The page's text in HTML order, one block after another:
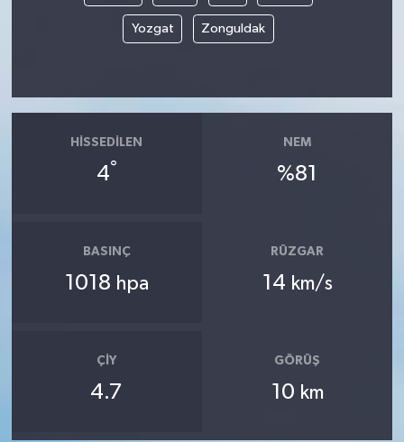
Yozgat Zonguldak
HISSEDILEN
4°
NEM
%81
BASINÇ
1018 hpa
RÜZGAR
14 km/s
ÇIY
4.7
GÖRÜŞ
10 km